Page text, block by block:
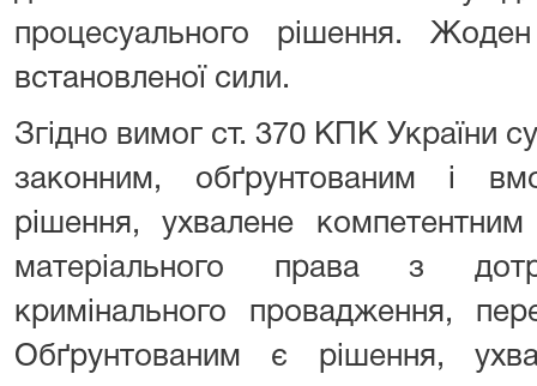
процесуального рішення.
встановленої сили.
Згідно вимог ст. 370 КПК України
законним, обґрунтованим і
рішення, ухвалене
матеріального права з
кримінального провадження,
Обґрунтованим є рішення,